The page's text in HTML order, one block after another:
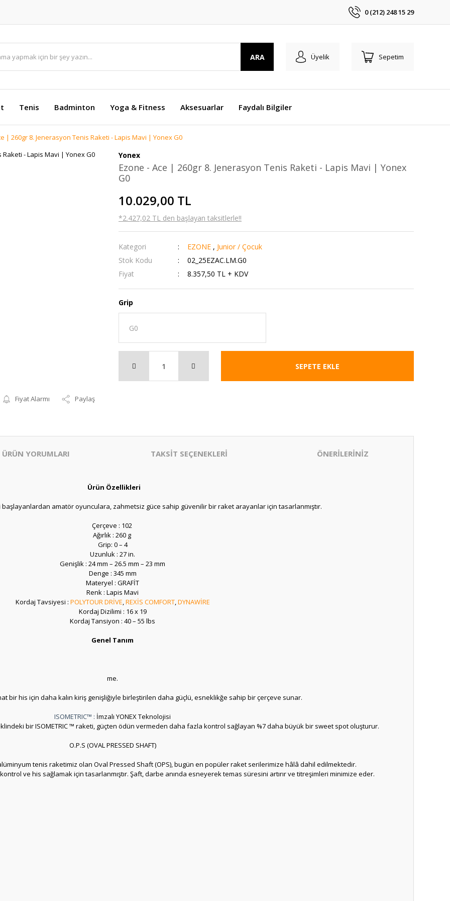
0 (212) 248 15 29
ARA Üyelik Sepetim
Tenis Badminton Yoga & Fitness Aksesuarlar Faydalı Bilgiler
| 260gr 8. Jenerasyon Tenis Raketi - Lapis Mavi | Yonex G0
Fiyat Alarmı Paylaş
Yonex
Ezone - Ace | 260gr 8. Jenerasyon Tenis Raketi - Lapis Mavi | Yonex
G0
10.029,00 TL
*2.427,02 TL den başlayan taksitlerle!!
Kategori EZONE , Junior / Çocuk
Stok Kodu
02_25EZAC.LM.G0
Fiyat
8.357,50 TL + KDV
Grip
SEPETE EKLE
ÜRÜN YORUMLARI TAKSİT SEÇENEKLERİ ÖNERİLERİNİZ
Ürün Özellikleri
başlayanlardan amatör oyunculara, zahmetsiz güce sahip güvenilir bir raket arayanlar için tasarlanmıştır.
Çerçeve : 102
Ağırlık : 260 g
Grip: 0 – 4
Uzunluk : 27 in.
Genişlik : 24 mm – 26.5 mm – 23 mm
Denge : 345 mm
Materyel : GRAFİT
Renk : Lapis Mavi
Kordaj Tavsiyesi : POLYTOUR DRİVE,REXİS COMFORT,DYNAWİRE
Kordaj Dizilimi : 16 x 19
Kordaj Tansiyon : 40 – 55 lbs
Genel Tanım
me.
bir his için daha kalın kiriş genişliğiyle birleştirilen daha güçlü, esneklikğe sahip bir çerçeve sunar.
ISOMETRIC™ : İmzalı YONEX Teknolojisi
bir ISOMETRIC ™ raketi, güçten ödün vermeden daha fazla kontrol sağlayan %7 daha büyük bir sweet spot oluşturur.
O.P.S (OVAL PRESSED SHAFT)
alüminyum tenis raketimiz olan Oval Pressed Shaft (OPS), bugün en popüler raket serilerimize hâlâ dahil edilmektedir.
ve his sağlamak için tasarlanmıştır. Şaft, darbe anında esneyerek temas süresini artırır ve titreşimleri minimize eder.